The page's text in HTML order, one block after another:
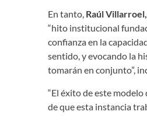
En tanto, Raúl
“hito institucional
confianza en la
sentido, y evocando la
tomarán en conjunto”,
“El éxito de este
de que esta instancia